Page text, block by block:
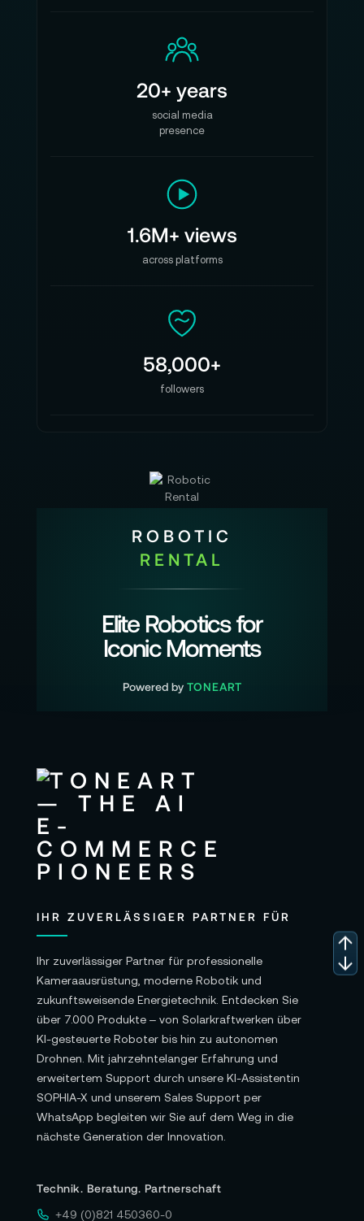
20+ years
social media
presence
1.6M+ views
across platforms
58,000+
followers
ROBOTIC
RENTAL
Elite Robotics for
Iconic Moments
Powered by TONEART
IHR ZUVERLÄSSIGER PARTNER FÜR
Ihr zuverlässiger Partner für professionelle
Kameraausrüstung, moderne Robotik und
zukunftsweisende Energietechnik. Entdecken Sie
über 7.000 Produkte – von Solarkraftwerken über
KI-gesteuerte Roboter bis hin zu autonomen
Drohnen. Mit jahrzehntelanger Erfahrung und
erweitertem Support durch unsere KI-Assistentin
SOPHIA-X und unserem Sales Support per
WhatsApp begleiten wir Sie auf dem Weg in die
nächste Generation der Innovation.
Technik. Beratung. Partnerschaft
+49 (0)821 450360-0